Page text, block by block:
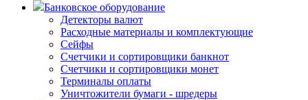
Банковское оборудование
Детекторы валют
Расходные материалы и комплектующие
Сейфы
Счетчики и сортировщики банкнот
Счетчики и сортировщики монет
Терминалы оплаты
Уничтожители бумаги - шредеры